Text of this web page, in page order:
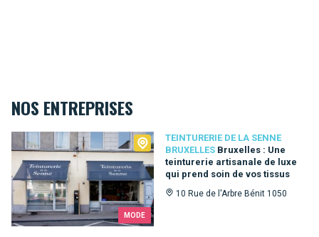
NOS ENTREPRISES
MODE
TEINTURERIE DE LA SENNE
BRUXELLES Bruxelles : Une
teinturerie artisanale de luxe
qui prend soin de vos tissus
10 Rue de l'Arbre Bénit 1050
Teinturerie de la Senne Bruxelles